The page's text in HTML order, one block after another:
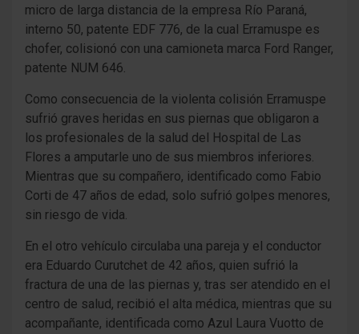
micro de larga distancia de la empresa Río Paraná,
interno 50, patente EDF 776, de la cual Erramuspe es
chofer, colisionó con una camioneta marca Ford Ranger,
patente NUM 646.
Como consecuencia de la violenta colisión Erramuspe
sufrió graves heridas en sus piernas que obligaron a
los profesionales de la salud del Hospital de Las
Flores a amputarle uno de sus miembros inferiores.
Mientras que su compañero, identificado como Fabio
Corti de 47 años de edad, solo sufrió golpes menores,
sin riesgo de vida.
En el otro vehículo circulaba una pareja y el conductor
era Eduardo Curutchet de 42 años, quien sufrió la
fractura de una de las piernas y, tras ser atendido en el
centro de salud, recibió el alta médica, mientras que su
acompañante, identificada como Azul Laura Vuotto de